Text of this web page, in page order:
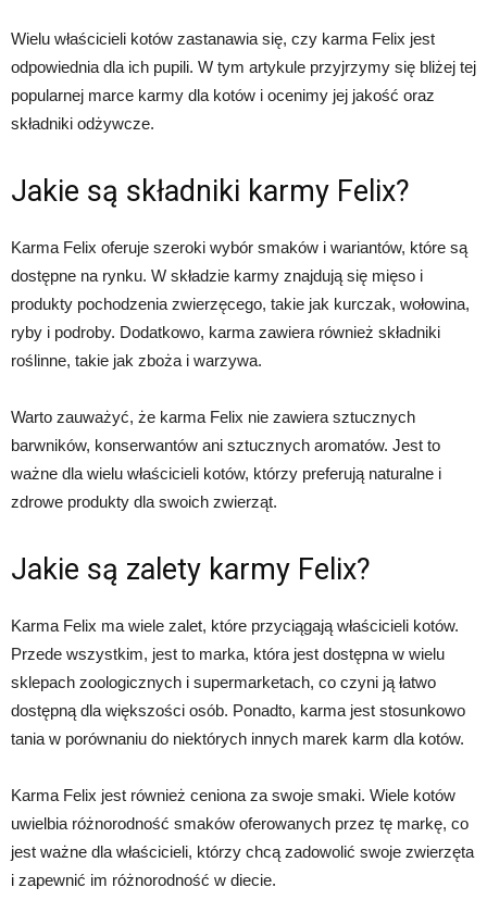
Wielu właścicieli kotów zastanawia się, czy karma Felix jest
odpowiednia dla ich pupili. W tym artykule przyjrzymy się bliżej tej
popularnej marce karmy dla kotów i ocenimy jej jakość oraz
składniki odżywcze.
Jakie są składniki karmy Felix?
Karma Felix oferuje szeroki wybór smaków i wariantów, które są
dostępne na rynku. W składzie karmy znajdują się mięso i
produkty pochodzenia zwierzęcego, takie jak kurczak, wołowina,
ryby i podroby. Dodatkowo, karma zawiera również składniki
roślinne, takie jak zboża i warzywa.
Warto zauważyć, że karma Felix nie zawiera sztucznych
barwników, konserwantów ani sztucznych aromatów. Jest to
ważne dla wielu właścicieli kotów, którzy preferują naturalne i
zdrowe produkty dla swoich zwierząt.
Jakie są zalety karmy Felix?
Karma Felix ma wiele zalet, które przyciągają właścicieli kotów.
Przede wszystkim, jest to marka, która jest dostępna w wielu
sklepach zoologicznych i supermarketach, co czyni ją łatwo
dostępną dla większości osób. Ponadto, karma jest stosunkowo
tania w porównaniu do niektórych innych marek karm dla kotów.
Karma Felix jest również ceniona za swoje smaki. Wiele kotów
uwielbia różnorodność smaków oferowanych przez tę markę, co
jest ważne dla właścicieli, którzy chcą zadowolić swoje zwierzęta
i zapewnić im różnorodność w diecie.